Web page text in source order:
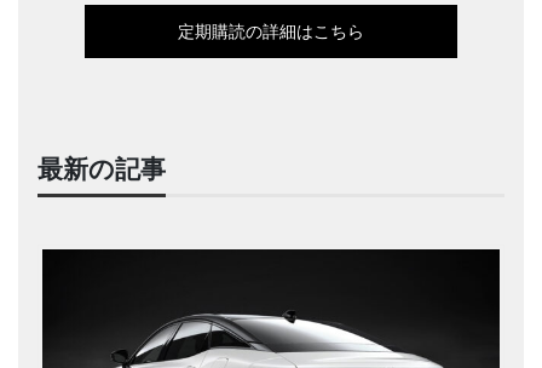
定期購読の詳細はこちら
最新の記事